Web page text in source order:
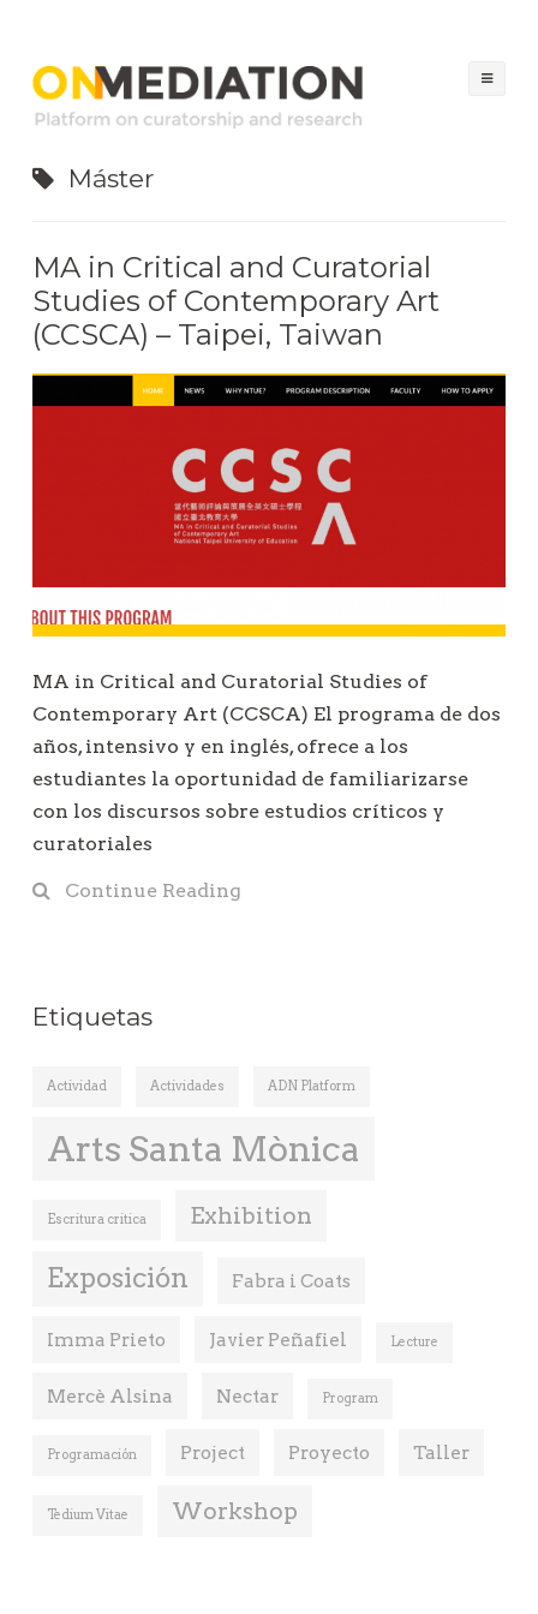
Máster
MA in Critical and Curatorial
Studies of Contemporary Art
(CCSCA) – Taipei, Taiwan
MA in Critical and Curatorial Studies of
Contemporary Art (CCSCA) El programa de dos
años, intensivo y en inglés, ofrece a los
estudiantes la oportunidad de familiarizarse
con los discursos sobre estudios críticos y
curatoriales
Continue Reading
Etiquetas
Actividad Actividades ADN Platform
Arts Santa Mònica
Escritura critica Exhibition
Exposición Fabra i Coats
Imma Prieto Javier Peñafiel Lecture
Mercè Alsina Nectar Program
Programación Project Proyecto Taller
Tedium Vitae Workshop